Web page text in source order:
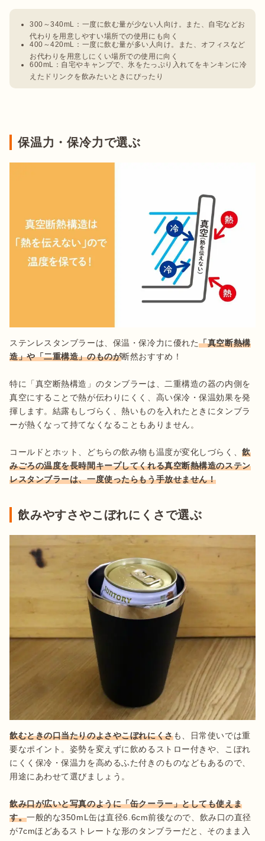
300～340mL：一度に飲む量が少ない人向け。また、自宅などお
代わりを用意しやすい場所での使用にも向く
400～420mL：一度に飲む量が多い人向け。また、オフィスなど
お代わりを用意しにくい場所での使用に向く
600mL：自宅やキャンプで、氷をたっぷり入れてをキンキンに冷
えたドリンクを飲みたいときにぴったり
保温力・保冷力で選ぶ
ステンレスタンブラーは、保温・保冷力に優れた「真空断熱構
造」や「二重構造」のものが断然おすすめ！
特に「真空断熱構造」のタンブラーは、二重構造の器の内側を
真空にすることで熱が伝わりにくく、高い保冷・保温効果を発
揮します。結露もしづらく、熱いものを入れたときにタンブラ
ーが熱くなって持てなくなることもありません。
コールドとホット、どちらの飲み物も温度が変化しづらく、飲
みごろの温度を長時間キープしてくれる真空断熱構造のステン
レスタンブラーは、一度使ったらもう手放せません！
飲みやすさやこぼれにくさで選ぶ
飲むときの口当たりのよさやこぼれにくさも、日常使いでは重
要なポイント。姿勢を変えずに飲めるストロー付きや、こぼれ
にくく保冷・保温力を高めるふた付きのものなどもあるので、
用途にあわせて選びましょう。
飲み口が広いと写真のように「缶クーラー」としても使えま
す。一般的な350mL缶は直径6.6cm前後なので、飲み口の直径
が7cmほどあるストレートな形のタンブラーだと、そのまま入